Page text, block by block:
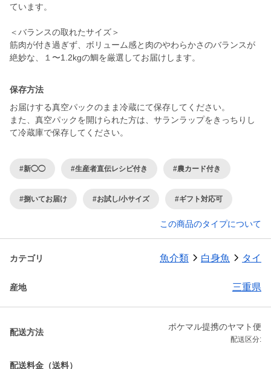
ています。
＜バランスの取れたサイズ＞
筋肉が付き過ぎず、ボリューム感と肉のやわらかさのバランスが
絶妙な、１〜1.2kgの鯛を厳選してお届けします。
保存方法
お届けする真空パックのまま冷蔵にて保存してください。
また、真空パックを開けられた方は、サランラップをきっちりし
て冷蔵庫で保存してください。
#新◯◯ #生産者直伝レシピ付き #農カード付き
#捌いてお届け #お試し/小サイズ #ギフト対応可
この商品のタイプについて
カテゴリ 魚介類 白身魚 タイ
産地 三重県
配送方法
ポケマル提携のヤマト便
配送区分:
配送料金（送料）